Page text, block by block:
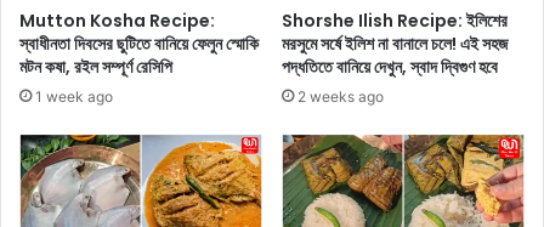
ছে
ন
?
ই
এ
ই
জা
ও
জ
ন
!
ধু
স
কা
ল
Mutton Kosha Recipe:
স্বাধীনতা দিবসের ছুটিতে বানিয়ে ফেলুন স্মোকি
মটন কষা, রইল সম্পূর্ণ রেসিপি
1 week ago
Shorshe Ilish Recipe: ইলিশের
মরসুমে সর্ষে ইলিশ না বানালে চলে! এই সহজ
পদ্ধতিতে বানিয়ে দেখুন, স্বাদ দ্বিগুণ হবে
2 weeks ago